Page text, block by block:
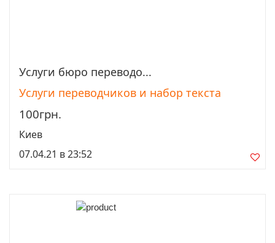
Просмотреть
Услуги бюро переводо...
Услуги переводчиков и набор текста
100грн.
Киев
07.04.21 в 23:52